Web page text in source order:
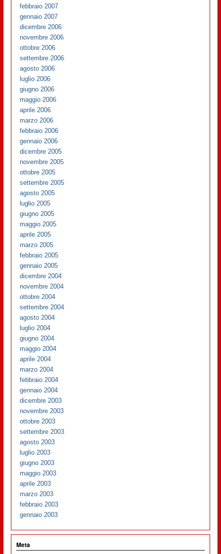
febbraio 2007
gennaio 2007
dicembre 2006
novembre 2006
ottobre 2006
settembre 2006
agosto 2006
luglio 2006
giugno 2006
maggio 2006
aprile 2006
marzo 2006
febbraio 2006
gennaio 2006
dicembre 2005
novembre 2005
ottobre 2005
settembre 2005
agosto 2005
luglio 2005
giugno 2005
maggio 2005
aprile 2005
marzo 2005
febbraio 2005
gennaio 2005
dicembre 2004
novembre 2004
ottobre 2004
settembre 2004
agosto 2004
luglio 2004
giugno 2004
maggio 2004
aprile 2004
marzo 2004
febbraio 2004
gennaio 2004
dicembre 2003
novembre 2003
ottobre 2003
settembre 2003
agosto 2003
luglio 2003
giugno 2003
maggio 2003
aprile 2003
marzo 2003
febbraio 2003
gennaio 2003
Meta